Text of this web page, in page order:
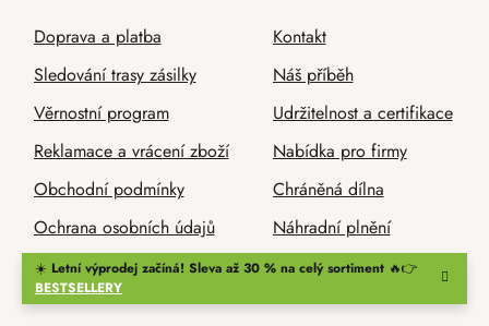
☀️ Letní výprodej začíná! Sleva až 30 % na celý sortiment 🔥👉
BESTSELLERY
Doprava a platba
Sledování trasy zásilky
Věrnostní program
Reklamace a vrácení zboží
Obchodní podmínky
Ochrana osobních údajů
Kontakt
Náš příběh
Udržitelnost a certifikace
Nabídka pro firmy
Chráněná dílna
Náhradní plnění